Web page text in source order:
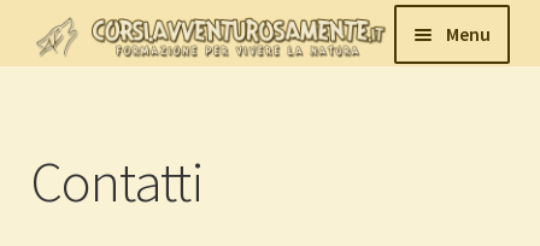
Vai
alla
Vai
al
Menu
Carrello
Contatti